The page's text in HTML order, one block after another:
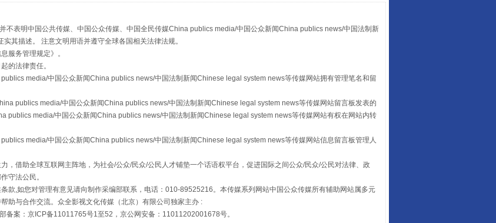
事关残疾人未来5年 让传统村落焕发生机
不表明中国公共传媒、中国公众传媒、中国全民传媒China publics media/中国公众新闻China publics news/中国法制新
其描述。 注意文明用语并遵守全球各国相关法律法规。
服务管理规定》。
的法律责任。
media/中国公众新闻China publics news/中国法制新闻Chinese legal system news等传媒网站拥有管理笔名和留
publics media/中国公众新闻China publics news/中国法制新闻Chinese legal system news等传媒网站留言板发表的
publics media/中国公众新闻China publics news/中国法制新闻Chinese legal system news等传媒网站有权在网站内转
media/中国公众新闻China publics news/中国法制新闻Chinese legal system news等传媒网站信息留言板管理人
，借助全球互联网主阵地，为社会/公众/民众/公民人才铺垫一个话语权平台，促进国际之间公众/民众/公民对法律、政
守法公民。
款,如您对管理有意见请向制作采编部联系，电话：010-89525216。本传媒系列网站中国公众传媒所有辅助网站属多元
助与合作交流。众全影视文化传媒（北京）有限公司独家主办 :
备案：京ICP备11011765号1至52，京公网安备：11011202001678号。